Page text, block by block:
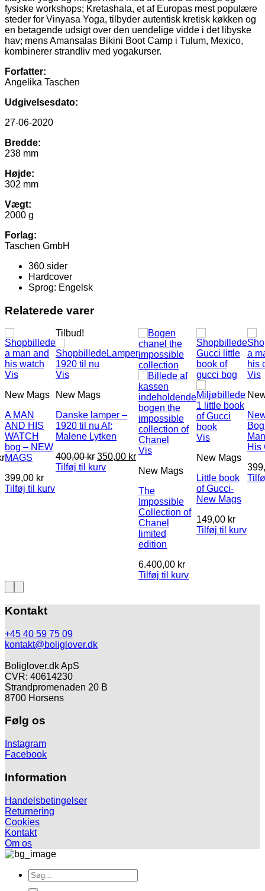
fysiske workshops; Kretashala, et af Europas mest populære
steder for Vinyasa Yoga, tilbyder autentisk kretisk køkken og
en betagende udsigt over den uendelige vidde i det libyske
hav; mens Amansalas Bikini Boot Camp i Tulum, Mexico,
kombinerer strandliv med yogakurser.
Forfatter:
Angelika Taschen
Udgivelsesdato:
27-06-2020
Bredde:
238 mm
Højde:
302 mm
Vægt:
2000 g
Forlag:
Taschen GmbH
360 sider
Hardcover
Sprog: Engelsk
Relaterede varer
Vis
New Mags
A MAN
AND HIS
WATCH
bog – NEW
MAGS
399,00 kr
Tilføj til kurv
Tilbud!
Vis
New Mags
Danske lamper –
1920 til nu Af:
Malene Lytken
400,00kr Den
oprindelige
350,00 krDen
aktuelle
pris
er:
350,00 kr.
Tilføj til kurv
Vis
New Mags
The
Impossible
Collection of
Chanel
limited
edition
6.400,00 kr
Tilføj til kurv
Vis
New Mags
Little book
of Gucci-
New Mags
149,00 kr
Tilføj til kurv
Vis
His
Kontakt
+45 40 59 75 09
kontakt@boliglover.dk
Boliglover.dk ApS
CVR: 40614230
Strandpromenaden 20 B
8700 Horsens
Følg os
Instagram
Facebook
Information
Handelsbetingelser
Returnering
Cookies
Kontakt
Om os
Søg
efter: